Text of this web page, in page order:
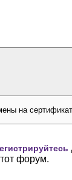
на
форум.